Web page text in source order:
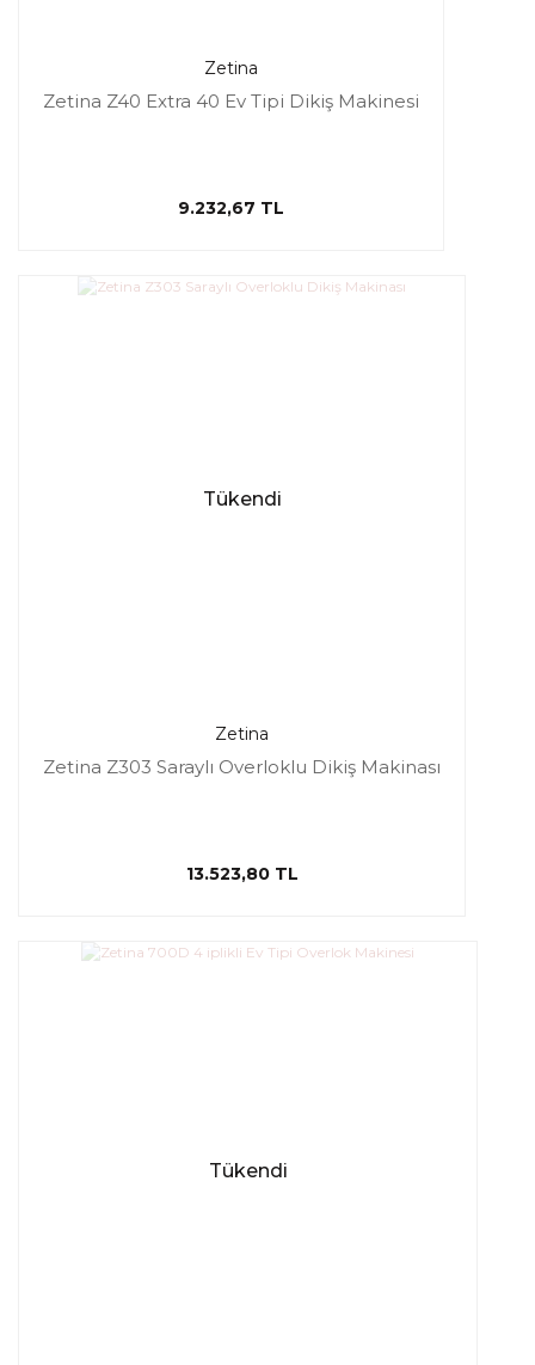
Zetina
Zetina Z40 Extra 40 Ev Tipi Dikiş Makinesi
9.232,67 TL
Tükendi
Zetina
Zetina Z303 Saraylı Overloklu Dikiş Makinası
13.523,80 TL
Tükendi